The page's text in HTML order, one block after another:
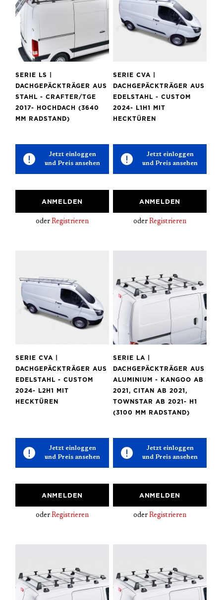
SERIE LS |
DACHGEPÄCKTRÄGER AUS
STAHL - CRAFTER/TGE
2017- HOCHDACH (3640
MM RADSTAND)
Jetzt einloggen
und Preis ansehen
ANMELDEN
oder Registrieren
SERIE CVA |
DACHGEPÄCKTRÄGER AUS
EDELSTAHL - CUSTOM
2024- L1H1 MIT
HECKTÜREN
Jetzt einloggen
und Preis ansehen
ANMELDEN
oder Registrieren
SERIE CVA |
DACHGEPÄCKTRÄGER AUS
EDELSTAHL - CUSTOM
2024- L2H1 MIT
HECKTÜREN
Jetzt einloggen
und Preis ansehen
ANMELDEN
oder Registrieren
SERIE LA |
DACHGEPÄCKTRÄGER AUS
ALUMINIUM - KANGOO AB
2021, CITAN AB 2021,
TOWNSTAR AB 2021- H1
(3100 MM RADSTAND)
Jetzt einloggen
und Preis ansehen
ANMELDEN
oder Registrieren